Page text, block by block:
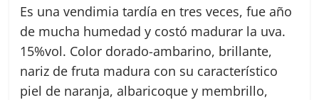
Es una vendimia tardía en tres veces, fue año
de mucha humedad y costó madurar la uva.
15%vol. Color dorado-ambarino, brillante,
nariz de fruta madura con su característico
piel de naranja, albaricoque y membrillo,